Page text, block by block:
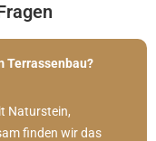
Terrassenbau?
Naturstein,
finden wir das